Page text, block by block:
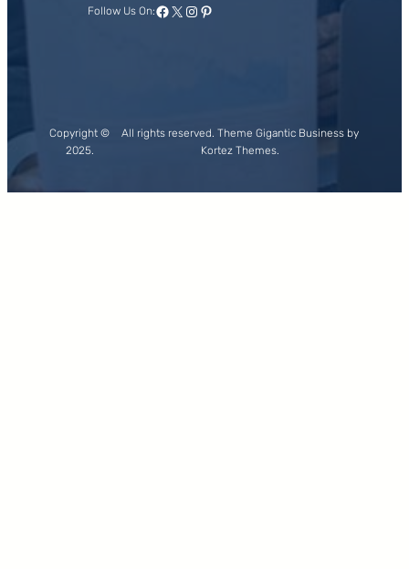
Follow Us On:Facebook
X Instagram
Pinterest
Copyright ©
2025.
All rights reserved. Theme Gigantic Business by
Kortez Themes.